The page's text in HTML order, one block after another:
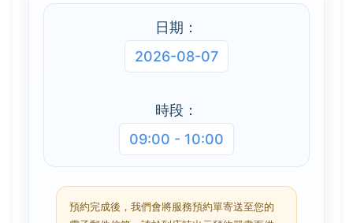
日期：
2026-08-07
時段：
09:00 - 10:00
預約完成後，我們會將服務預約單寄送至您的